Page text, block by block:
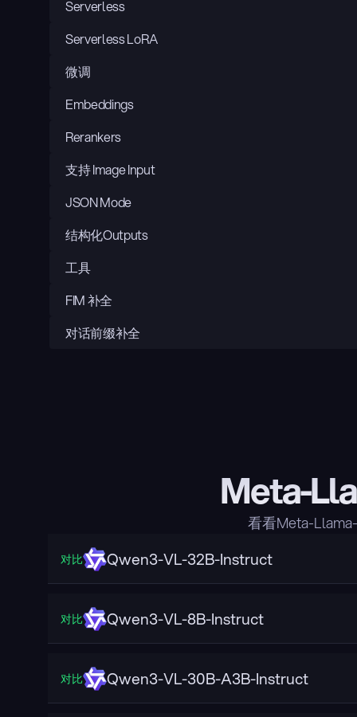
Serverless
Serverless LoRA
微调
Embeddings
Rerankers
支持 Image Input
JSON Mode
结构化Outputs
工具
FIM 补全
对话前缀补全
Meta-
看看Meta-
对比 Qwen3-VL-32B-Instruct
对比 Qwen3-VL-8B-Instruct
对比 Qwen3-VL-30B-A3B-Instruct